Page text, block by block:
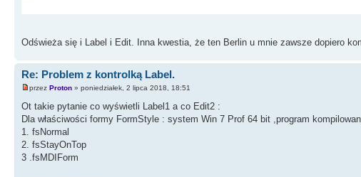
Odświeża się i Label i Edit. Inna kwestia, że ten Berlin u mnie zawsze dopiero
Re: Problem z kontrolką Label.
przez Proton » poniedziałek, 2 lipca 2018, 18:51
Ot takie pytanie co wyświetli Label1 a co Edit2 :
Dla właściwości formy FormStyle : system Win 7 Prof 64 bit ,program
1. fsNormal
2. fsStayOnTop
3 .fsMDIForm